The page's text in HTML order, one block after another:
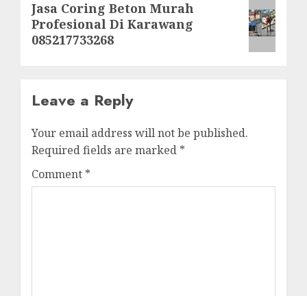
Next
post:
Jasa Coring Beton Murah
Profesional Di Karawang
085217733268
Leave a Reply
Your email address will not be published.
Required fields are marked *
Comment *